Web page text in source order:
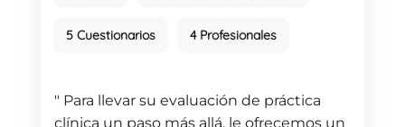
5 Cuestionarios 4 Profesionales
" Para llevar su evaluación de práctica
clínica un paso más allá, le ofrecemos un